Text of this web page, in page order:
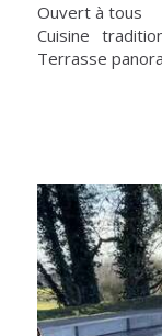
Ouvert à tous
Cuisine
Terrasse